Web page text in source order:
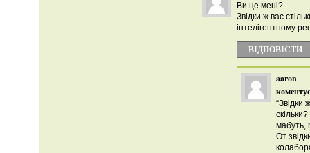
Ви це мені?
Звідки ж вас
інтелігентному
ВІДПОВІCТИ
aaron
“Звідки
мабуть,
От